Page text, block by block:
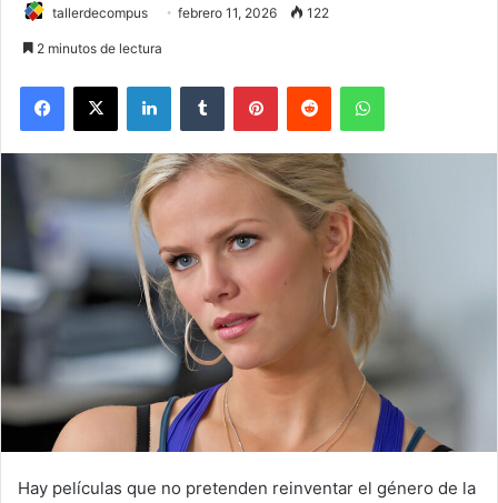
tallerdecompus febrero 11, 2026 122
2 minutos de lectura
Hay películas que no pretenden reinventar el género de la